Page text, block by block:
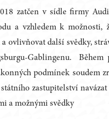
zatčen v sídle firmy
a vzhledem k možnosti,
ovlivňovat další svědky,
Gablingenu. Během
podmínek soudem
zastupitelství
a možnými svědky